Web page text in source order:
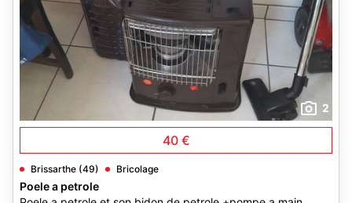
2
40 €
Brissarthe (49) Bricolage
Poele a petrole